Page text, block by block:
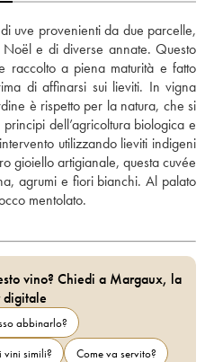
uve provenienti da due parcelle,
e di diverse annate. Questo
raccolto a piena maturità e fatto
di affinarsi sui lieviti. In vigna
è rispetto per la natura, che si
dell’agricoltura biologica e
utilizzando lieviti indigeni
gioiello artigianale, questa cuvée
agrumi e fiori bianchi. Al palato
mentolato.
vino? Chiedi a Margaux, la
digitale
abbinarlo?
vini simili?
Come va servito?